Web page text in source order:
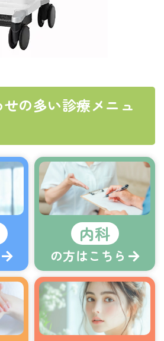
の多い診療メニュ
内科
の方はこちら